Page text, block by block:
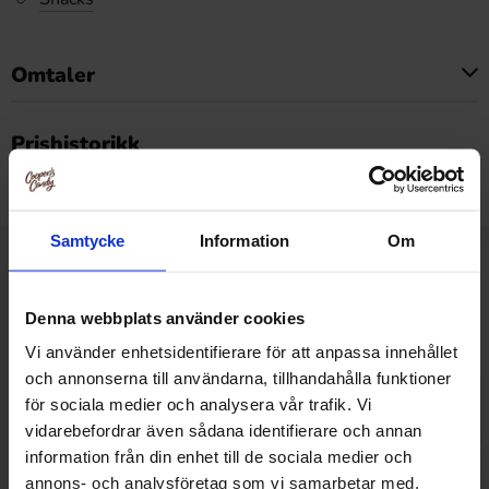
Samtycke Information Om
Denna webbplats använder cookies
Vi använder enhetsidentifierare för att anpassa innehållet
och annonserna till användarna, tillhandahålla funktioner
för sociala medier och analysera vår trafik. Vi
vidarebefordrar även sådana identifierare och annan
information från din enhet till de sociala medier och
annons- och analysföretag som vi samarbetar med.
Omtaler
Prishistorikk
Laveste pris de siste 30 dagene er 46.90 kr (2026-08-10)
-51% -54%